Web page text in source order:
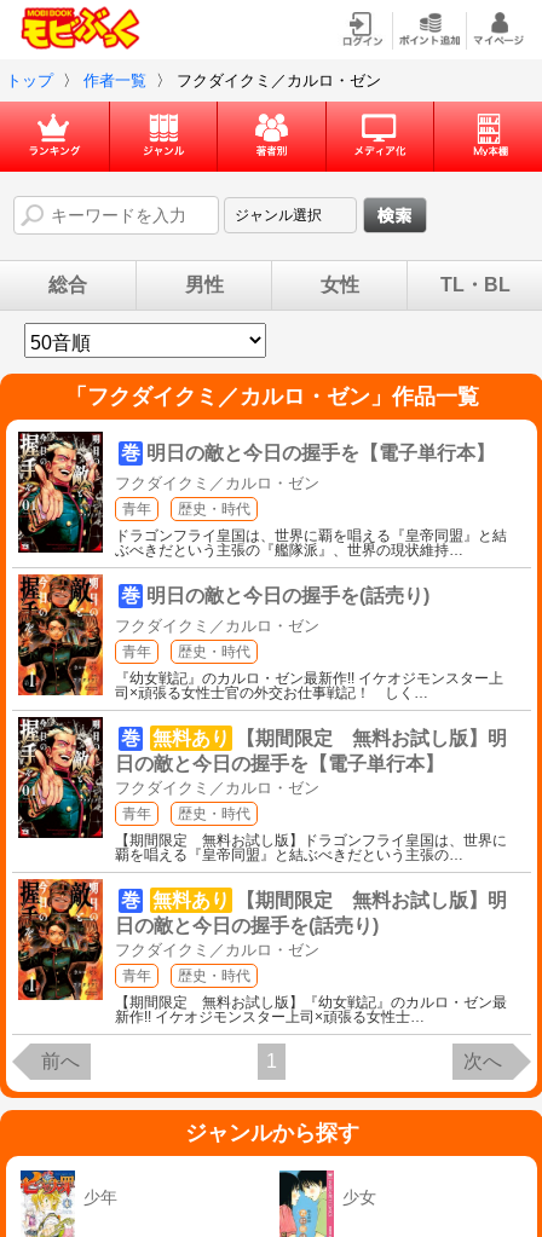
トップ 〉 作者一覧 〉 フクダイクミ／カルロ・ゼン
総合 男性 女性 TL・BL
「 フクダイクミ／カルロ・ゼン」作品一覧
巻 明日の敵と今日の握手を【電子単行本】
フクダイクミ／カルロ・ゼン
青年
歴史・時代
ドラゴンフライ皇国は、世界に覇を唱える『皇帝同盟』と結
ぶべきだという主張の『艦隊派』、世界の現状維持…
巻 明日の敵と今日の握手を(話売り)
フクダイクミ／カルロ・ゼン
青年
歴史・時代
『幼女戦記』のカルロ・ゼン最新作!! イケオジモンスター上
司×頑張る女性士官の外交お仕事戦記！ しく …
巻 無料あり
【期間限定 無料お試し版】明
日の敵と今日の握手を【電子単行本】
フクダイクミ／カルロ・ゼン
青年
歴史・時代
【期間限定 無料お試し版】ドラゴンフライ皇国は、世界に
覇を唱える『皇帝同盟』と結ぶべきだという主張の…
巻 無料あり
【期間限定 無料お試し版】明
日の敵と今日の握手を(話売り)
フクダイクミ／カルロ・ゼン
青年
歴史・時代
【期間限定 無料お試し版】『幼女戦記』のカルロ・ゼン最
新作!! イケオジモンスター上司×頑張る女性士…
前へ 1 次へ
ジャンルから探す
少年 少女